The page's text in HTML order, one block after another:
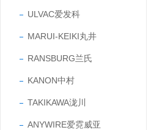
ULVAC爱发科
MARUI-KEIKI丸井
RANSBURG兰氏
KANON中村
TAKIKAWA泷川
ANYWIRE爱霓威亚